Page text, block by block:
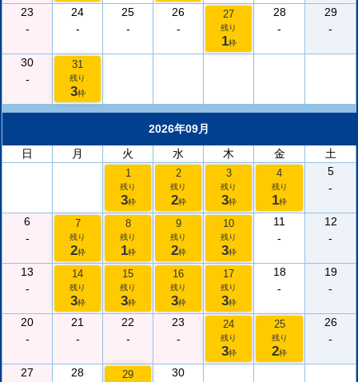
23
-
24
-
25
-
26
-
27
残り
1枠
28
-
29
-
30
-
31
残り
3枠
2026年09月
日
月 火 水 木 金 土
1
残り
3枠
2
残り
2枠
3
残り
3枠
4
残り
1枠
5
-
6
-
7
残り
2枠
8
残り
1枠
9
残り
2枠
10
残り
3枠
11
-
12
-
13
-
14
残り
3枠
15
残り
3枠
16
残り
3枠
17
残り
3枠
18
-
19
-
20
-
21
-
22
-
23
-
24
残り
3枠
25
残り
2枠
26
-
27
28
29
30